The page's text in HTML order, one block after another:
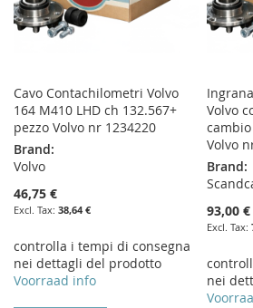
Cavo Contachilometri Volvo
164 M410 LHD ch 132.567+
pezzo Volvo nr 1234220
Brand:
Volvo
46,75 €
38,64 €
controlla i tempi di consegna
nei dettagli del prodotto
Voorraad info
Volvo
Volvo
Brand:
93,00 €
nei